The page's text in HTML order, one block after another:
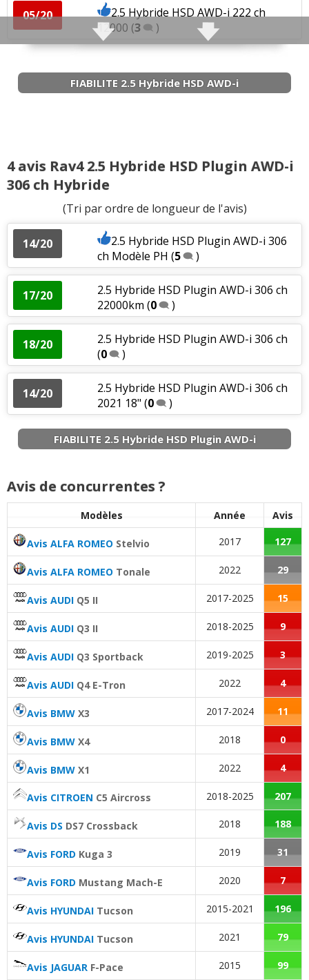
19.5/20
2.5 Hybride HSD 218 ch CVT 2020 18'
HYBRIDE(0 )
-- /20
Agrément:2aiment
Consommation
Bruit moteur:1aime1n'aime pas
05/20
2.5 Hybride HSD AWD-i 222 ch
12000 (3 )
lounge + o(0)
20/20
2.5 Hybride HSD AWD-i 222 ch 06.2019
Finition( 2)
2.5 Hybride HSD AWD-i 222 ch 9200km
2019 -col(1)
17/20
2.5 Hybride HSD AWD-i 222 ch Jantes
(0)
08/20
2.5 Hybride HSD AWD-i 222 ch 25000
km finitio(1)
09/20 2.5 Hybride HSD AWD-i 222 ch
15/20
2.5 Hybride HSD AWD-i 222 ch Lounge
juillet 2(0)
2.5 Hybride HSD AWD-i 222 ch XLE
18/20
2.5 Hybride HSD AWD-i 222 ch
Automatique 107
09/20
2.5 Hybride HSD AWD-i 222 ch
80000km 2021
05/20 2.5 Hybride HSD AWD-i 222 ch( )
14/20
2.5 Hybride HSD AWD-i 222 ch
06/2020, 38000
19/20
2.5 Hybride HSD AWD-i 222 ch
18/20 2.5 Hybride HSD AWD-i 222 ch )
16/20 2.5 Hybride HSD AWD-i 222 ch(
Fiabilité:3aiment
Service après vente:3aiment3n'aiment pas
Entretien (coût):1aime
Puissance moteur et relances:4aiment1n'aime pas
Entretien (coût):1aime
FIABILITE 2.5 Hybride HSD AWD-i
4 avis Rav4 2.5 Hybride HSD Plugin AWD-i
306 ch Hybride
(Tri par ordre de longueur de l'avis)
14/20
2.5 Hybride HSD Plugin AWD-i 306
ch Modèle PH (5 )
17/20
2.5 Hybride HSD Plugin AWD-i 306 ch
22000km (0 )
18/20
2.5 Hybride HSD Plugin AWD-i 306 ch
(0 )
14/20
2.5 Hybride HSD Plugin AWD-i 306 ch
2021 18" (0 )
FIABILITE 2.5 Hybride HSD Plugin AWD-i
Avis de concurrentes ?
Modèles Année Avis
Avis ALFA ROMEO Stelvio 2017 127
Avis ALFA ROMEO Tonale 2022 29
Avis AUDI Q5 II 2017-2025 15
Avis AUDI Q3 II 2018-2025 9
Avis AUDI Q3 Sportback 2019-2025 3
Avis AUDI Q4 E-Tron 2022 4
Avis BMW X3 2017-2024 11
Avis BMW X4 2018 0
Avis BMW X1 2022 4
Avis CITROEN C5 Aircross 2018-2025 207
Avis DS DS7 Crossback 2018 188
Avis FORD Kuga 3 2019 31
Avis FORD Mustang Mach-E 2020 7
Avis HYUNDAI Tucson 2015-2021 196
Avis HYUNDAI Tucson 2021 79
Avis JAGUAR F-Pace 2015 99